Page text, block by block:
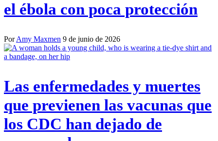
el ébola con poca protección
PorAmy Maxmen 9 de junio de 2026
Las enfermedades y muertes
que previenen las vacunas que
los CDC han dejado de